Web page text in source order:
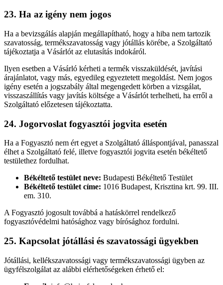
23. Ha az igény nem jogos
Ha a bevizsgálás alapján megállapítható, hogy a hiba nem tartozik
szavatosság, termékszavatosság vagy jótállás körébe, a Szolgáltató
tájékoztatja a Vásárlót az elutasítás indokáról.
Ilyen esetben a Vásárló kérheti a termék visszaküldését, javítási
árajánlatot, vagy más, egyedileg egyeztetett megoldást. Nem jogos
igény esetén a jogszabály által megengedett körben a vizsgálat,
visszaszállítás vagy javítás költsége a Vásárlót terhelheti, ha erről a
Szolgáltató előzetesen tájékoztatta.
24. Jogorvoslat fogyasztói jogvita esetén
Ha a Fogyasztó nem ért egyet a Szolgáltató álláspontjával, panasszal
élhet a Szolgáltató felé, illetve fogyasztói jogvita esetén békéltető
testülethez fordulhat.
Békéltető testület neve: Budapesti Békéltető Testület
Békéltető testület címe: 1016 Budapest, Krisztina krt. 99. III.
em. 310.
A Fogyasztó jogosult továbbá a hatáskörrel rendelkező
fogyasztóvédelmi hatósághoz vagy bírósághoz fordulni.
25. Kapcsolat jótállási és szavatossági ügyekben
Jótállási, kellékszavatossági vagy termékszavatossági ügyben az
ügyfélszolgálat az alábbi elérhetőségeken érhető el: